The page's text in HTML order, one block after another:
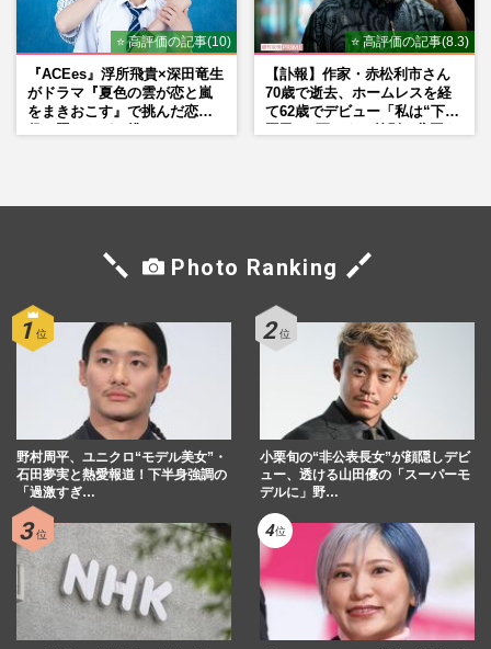
⭐ 高評価の記事(10)
『ACEes』浮所飛貴×深田竜生
がドラマ『夏色の雲が恋と嵐
をまきおこす』で挑んだ恋人
⭐ 高評価の記事(8.3)
【訃報】作家・赤松利市さん
70歳で逝去、ホームレスを経
て62歳でデビュー「私は“下級
Photo Ranking
野村周平、ユニクロ“モデル美女”・
石田夢実と熱愛報道！下半身強調の
「過激すぎ…
小栗旬の“非公表長女”が顔隠しデビ
ュー、透ける山田優の「スーパーモ
デルに」野…